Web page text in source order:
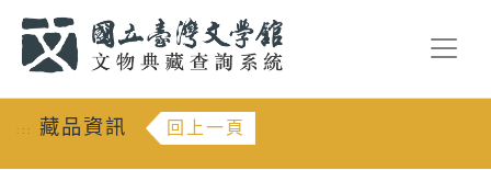
::: 藏品資訊 回上一頁